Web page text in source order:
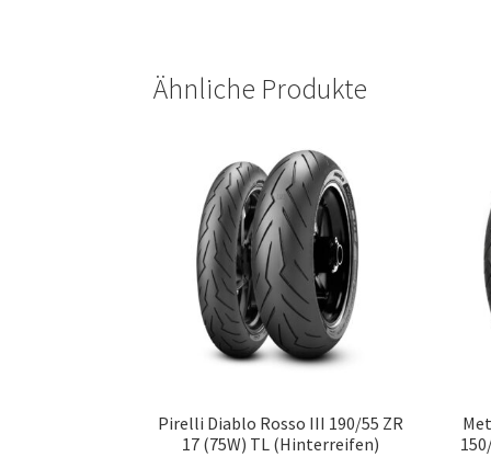
Ähnliche Produkte
Pirelli Diablo Rosso III 190/55 ZR
17 (75W) TL (Hinterreifen)